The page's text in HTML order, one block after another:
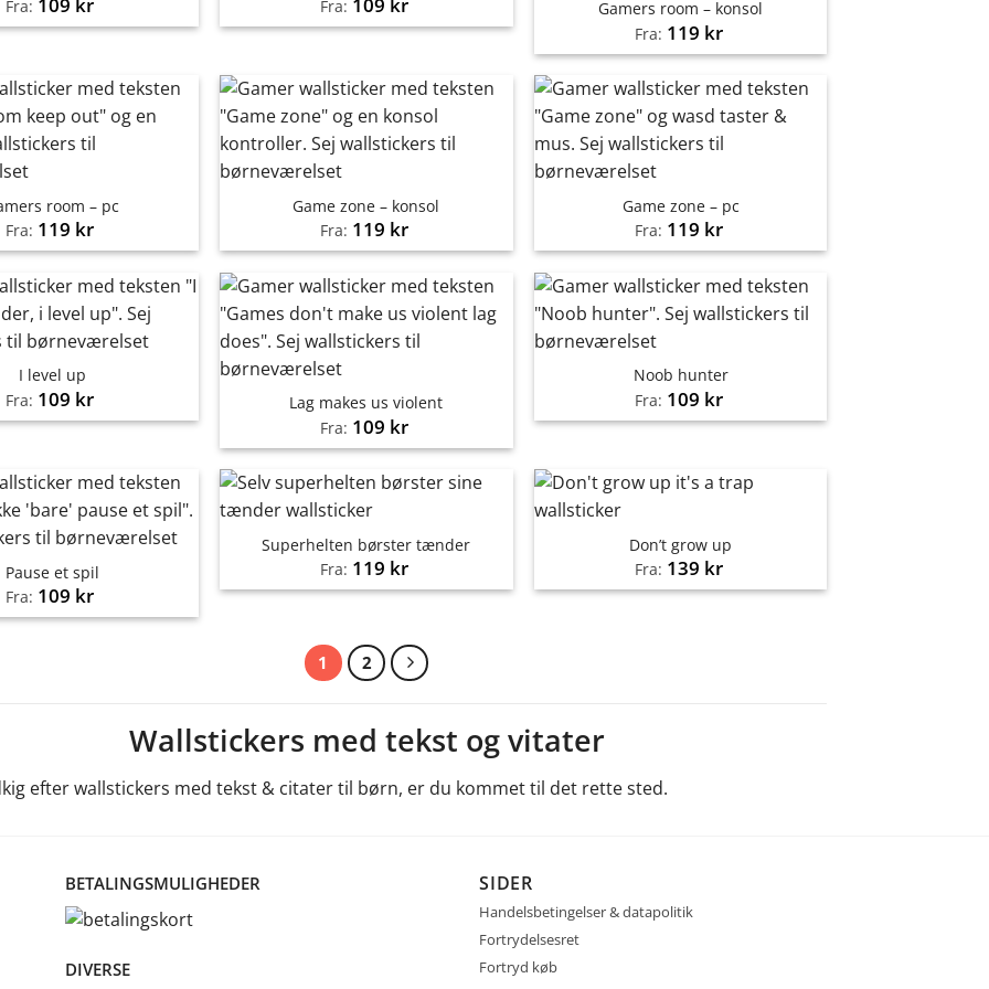
Fra: Fra:
Gamers room – konsol
Fra: 119 kr
room – pc
Fra: 119 kr
Game zone – konsol
Fra: 119 kr
Game zone – pc
Fra: 119 kr
I level up
Fra: 109 kr
Lag makes us violent
Fra: 109 kr
Noob hunter
Fra: 109 kr
Pause et spil
Fra: 109 kr
Superhelten børster tænder
Fra: 119 kr
Don’t grow up
Fra: 139 kr
1 2
Wallstickers med tekst og vitater
efter wallstickers med tekst & citater til børn, er du kommet til det rette sted.
BETALINGSMULIGHEDER
DIVERSE
SIDER
Handelsbetingelser & datapolitik
Fortrydelsesret
Fortryd køb